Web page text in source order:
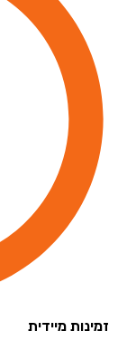
מיידית